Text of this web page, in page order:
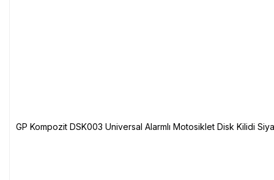
GP Kompozit DSK003 Universal Alarmlı Motosiklet Disk Kilidi